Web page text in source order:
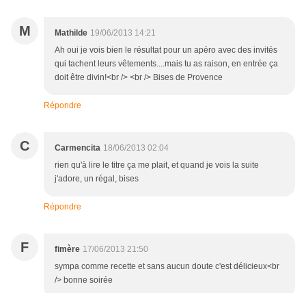
M Mathilde 19/06/2013 14:21
Ah oui je vois bien le résultat pour un apéro avec des invités
qui tachent leurs vêtements....mais tu as raison, en entrée ça
doit être divin!<br /> <br /> Bises de Provence
Répondre
C Carmencita 18/06/2013 02:04
rien qu'à lire le titre ça me plait, et quand je vois la suite
j'adore, un régal, bises
Répondre
F fimère 17/06/2013 21:50
sympa comme recette et sans aucun doute c'est délicieux<br
/> bonne soirée